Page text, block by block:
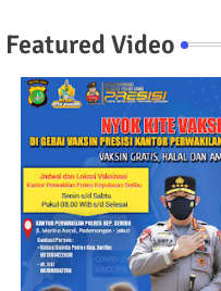
Featured Video